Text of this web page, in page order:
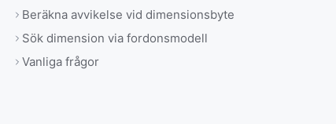
Beräkna avvikelse vid dimensionsbyte
Sök dimension via fordonsmodell
Vanliga frågor